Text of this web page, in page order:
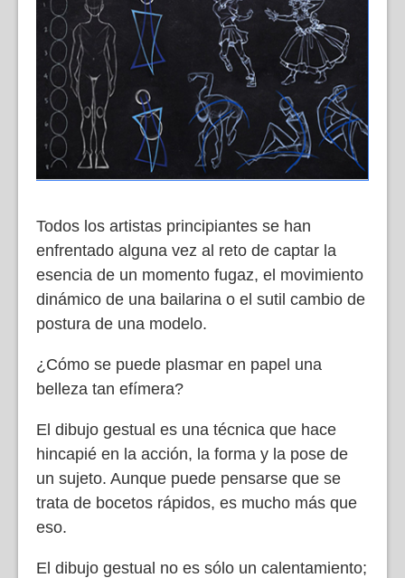
Todos los artistas principiantes se han
enfrentado alguna vez al reto de captar la
esencia de un momento fugaz, el movimiento
dinámico de una bailarina o el sutil cambio de
postura de una modelo.
¿Cómo se puede plasmar en papel una
belleza tan efímera?
El dibujo gestual es una técnica que hace
hincapié en la acción, la forma y la pose de
un sujeto. Aunque puede pensarse que se
trata de bocetos rápidos, es mucho más que
eso.
El dibujo gestual no es sólo un calentamiento;